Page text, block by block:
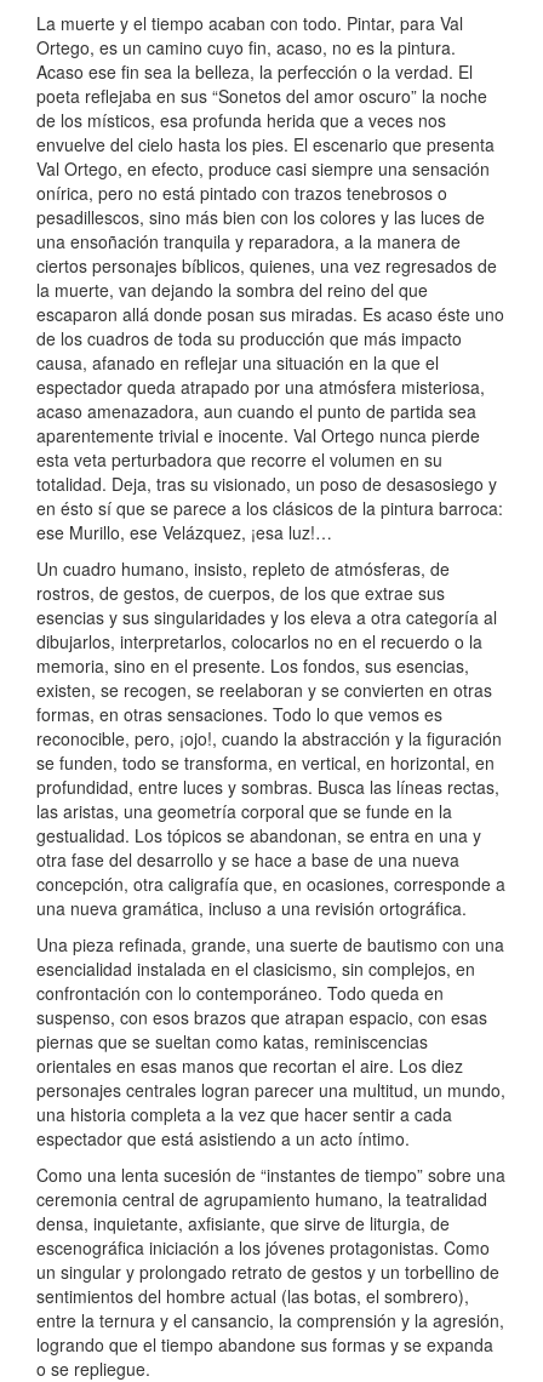
La muerte y el tiempo acaban con todo. Pintar, para Val
Ortego, es un camino cuyo fin, acaso, no es la pintura.
Acaso ese fin sea la belleza, la perfección o la verdad. El
poeta reflejaba en sus “Sonetos del amor oscuro” la noche
de los místicos, esa profunda herida que a veces nos
envuelve del cielo hasta los pies. El escenario que presenta
Val Ortego, en efecto, produce casi siempre una sensación
onírica, pero no está pintado con trazos tenebrosos o
pesadillescos, sino más bien con los colores y las luces de
una ensoñación tranquila y reparadora, a la manera de
ciertos personajes bíblicos, quienes, una vez regresados de
la muerte, van dejando la sombra del reino del que
escaparon allá donde posan sus miradas. Es acaso éste uno
de los cuadros de toda su producción que más impacto
causa, afanado en reflejar una situación en la que el
espectador queda atrapado por una atmósfera misteriosa,
acaso amenazadora, aun cuando el punto de partida sea
aparentemente trivial e inocente. Val Ortego nunca pierde
esta veta perturbadora que recorre el volumen en su
totalidad. Deja, tras su visionado, un poso de desasosiego y
en ésto sí que se parece a los clásicos de la pintura barroca:
ese Murillo, ese Velázquez, ¡esa luz!…
Un cuadro humano, insisto, repleto de atmósferas, de
rostros, de gestos, de cuerpos, de los que extrae sus
esencias y sus singularidades y los eleva a otra categoría al
dibujarlos, interpretarlos, colocarlos no en el recuerdo o la
memoria, sino en el presente. Los fondos, sus esencias,
existen, se recogen, se reelaboran y se convierten en otras
formas, en otras sensaciones. Todo lo que vemos es
reconocible, pero, ¡ojo!, cuando la abstracción y la figuración
se funden, todo se transforma, en vertical, en horizontal, en
profundidad, entre luces y sombras. Busca las líneas rectas,
las aristas, una geometría corporal que se funde en la
gestualidad. Los tópicos se abandonan, se entra en una y
otra fase del desarrollo y se hace a base de una nueva
concepción, otra caligrafía que, en ocasiones, corresponde a
una nueva gramática, incluso a una revisión ortográfica.
Una pieza refinada, grande, una suerte de bautismo con una
esencialidad instalada en el clasicismo, sin complejos, en
confrontación con lo contemporáneo. Todo queda en
suspenso, con esos brazos que atrapan espacio, con esas
piernas que se sueltan como katas, reminiscencias
orientales en esas manos que recortan el aire. Los diez
personajes centrales logran parecer una multitud, un mundo,
una historia completa a la vez que hacer sentir a cada
espectador que está asistiendo a un acto íntimo.
Como una lenta sucesión de “instantes de tiempo” sobre una
ceremonia central de agrupamiento humano, la teatralidad
densa, inquietante, axfisiante, que sirve de liturgia, de
escenográfica iniciación a los jóvenes protagonistas. Como
un singular y prolongado retrato de gestos y un torbellino de
sentimientos del hombre actual (las botas, el sombrero),
entre la ternura y el cansancio, la comprensión y la agresión,
logrando que el tiempo abandone sus formas y se expanda
o se repliegue.